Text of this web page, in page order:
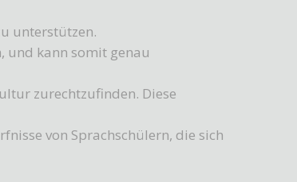
unterstützen.
und kann somit genau
zurechtzufinden. Diese
von Sprachschülern, die sich